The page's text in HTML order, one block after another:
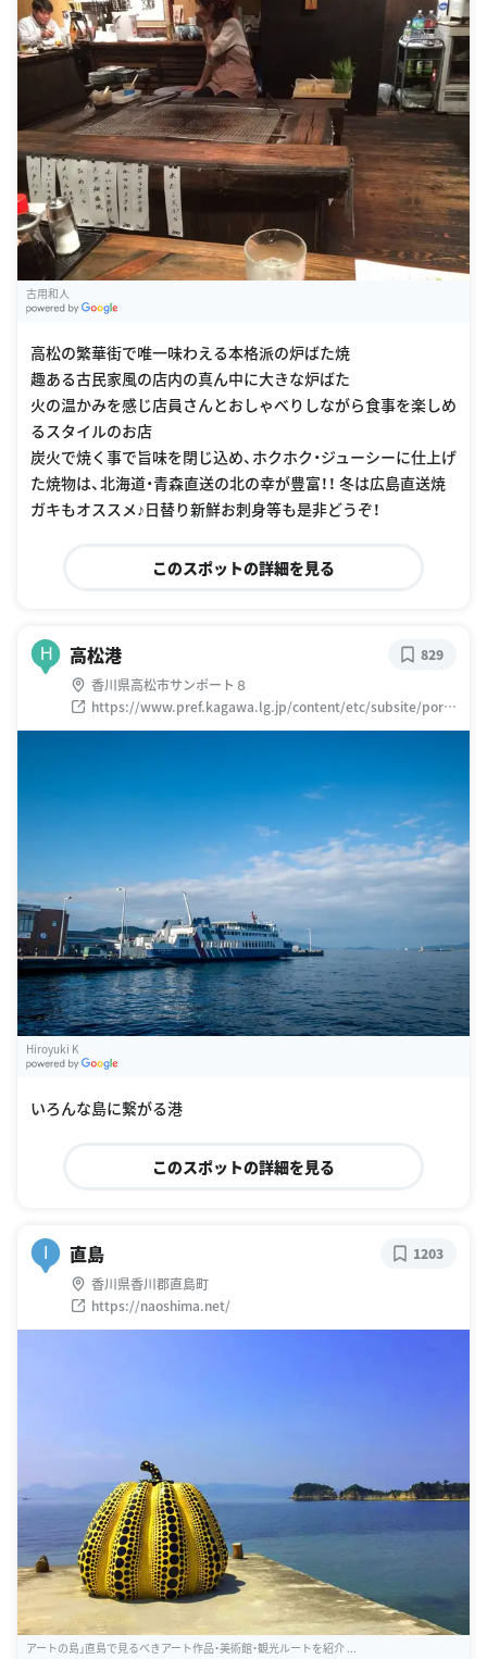
古用和人
高松の繁華街で唯一味わえる本格派の炉ばた焼
趣ある古民家風の店内の真ん中に大きな炉ばた
火の温かみを感じ店員さんとおしゃべりしながら食事を楽しめ
るスタイルのお店
炭火で焼く事で旨味を閉じ込め、ホクホク・ジューシーに仕上げ
た焼物は、北海道・青森直送の北の幸が豊富！！ 冬は広島直送焼
ガキもオススメ♪日替り新鮮お刺身等も是非どうぞ！
このスポットの詳細を見る
H 高松港
香川県高松市サンポート８
https://www.pref.kagawa.lg.jp/content/etc/subsite/port_
takamatsu/kaisou1st1/index.shtml
829
Hiroyuki K
いろんな島に繋がる港
このスポットの詳細を見る
I 直島
香川県香川郡直島町
https://naoshima.net/
1203
アートの島」直島で見るべきアート作品・美術館・観光ルートを紹介 ...